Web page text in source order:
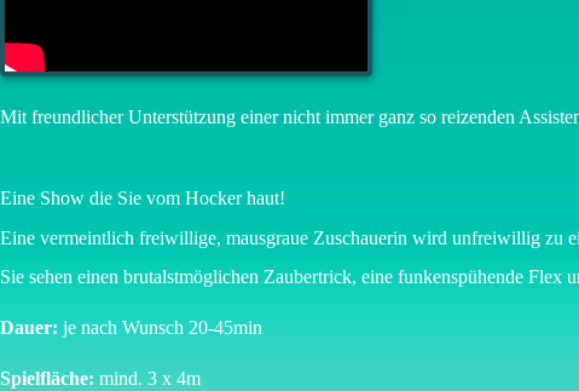
Mit freundlicher Unterstützung einer nicht immer ganz so reizenden
Eine Show die Sie vom Hocker haut!
Eine vermeintlich freiwillige, mausgraue Zuschauerin wird unfreiwillig zu
Sie sehen einen brutalstmöglichen Zaubertrick, eine funkenspühende
Dauer: je nach Wunsch 20-45min
Spielfläche: mind. 3 x 4m